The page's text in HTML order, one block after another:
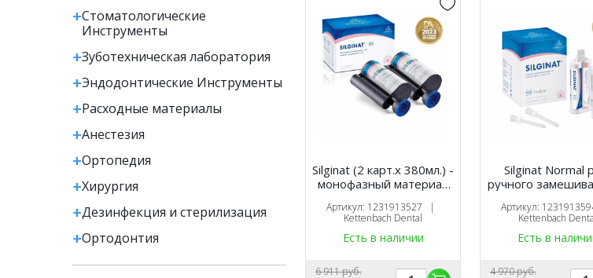
Стоматологические
Инструменты
Зуботехническая лаборатория
Эндодонтические Инструменты
Расходные материалы
Анестезия
Ортопедия
Хирургия
Дезинфекция и стерилизация
Ортодонтия
Silginat (2 карт.х 380мл.) -
монофазный материал
смешивания.,
Kettenbach 14713
Артикул: 1231913527 |
Kettenbach Dental
Есть в наличии
6 911 руб.
Silginat Normal
ручного
tips)-
силикон с
Kettenbach
Артикул:
Kettenbach
Есть в
4 970 руб.